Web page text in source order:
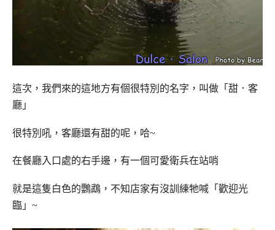
這次，我們來的這地方有個很特別的名字，叫做「甜．客
廳」
很特別吼，客廳還有甜的呢，哈~
在餐廳入口處的右手邊，有一個可愛衛兵在站哨
就是這隻白色的鸚鵡，不知店家有沒訓練牠喊「歡迎光
臨」~